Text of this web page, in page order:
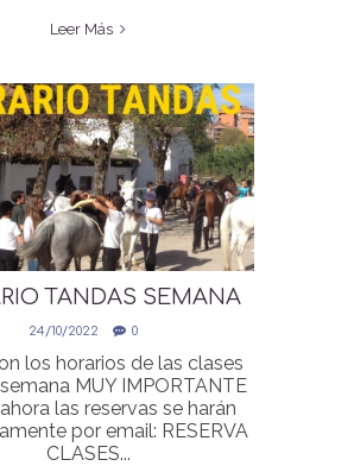
Leer Más
TANDAS SEMANA
DE ENERO AL 22 DE
ENERO
24/10/2022 0
los horarios de las clases
MUY IMPORTANTE
las reservas se harán
por email: RESERVA
CLASES...